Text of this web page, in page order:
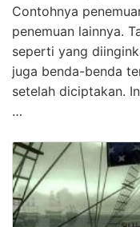
Contohnya
penemuan lainnya.
seperti yang
juga benda-benda
setelah diciptakan.
…